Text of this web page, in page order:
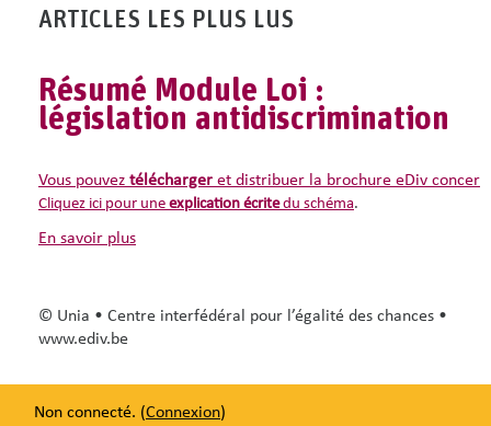
ARTICLES LES PLUS LUS
Résumé Module Loi :
législation antidiscrimination
Vous pouvez télécharger et distribuer la brochure eDiv
Cliquez ici pour une explication écritedu schéma.
en savoir plus
© Unia • Centre interfédéral pour l’égalité des chances •
www.ediv.be
Non connecté. (Connexion)